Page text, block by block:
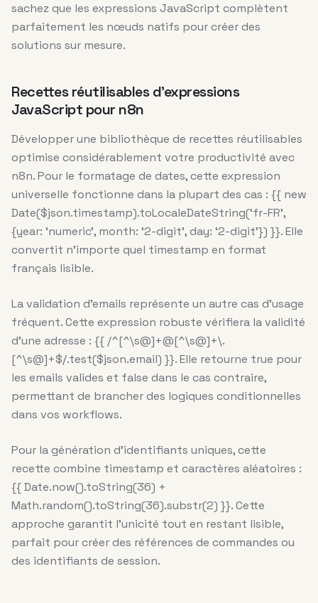
sachez que les expressions JavaScript complètent
parfaitement les nœuds natifs pour créer des
solutions sur mesure.
Recettes réutilisables d’expressions
JavaScript pour n8n
Développer une bibliothèque de recettes réutilisables
optimise considérablement votre productivité avec
n8n. Pour le formatage de dates, cette expression
universelle fonctionne dans la plupart des cas : {{ new
Date($json.timestamp).toLocaleDateString(‘fr-FR’,
{year: ‘numeric’, month: ‘2-digit’, day: ‘2-digit’}) }}. Elle
convertit n’importe quel timestamp en format
français lisible.
La validation d’emails représente un autre cas d’usage
fréquent. Cette expression robuste vérifiera la validité
d’une adresse : {{ /^[^\s@]+@[^\s@]+\.
[^\s@]+$/.test($json.email) }}. Elle retourne true pour
les emails valides et false dans le cas contraire,
permettant de brancher des logiques conditionnelles
dans vos workflows.
Pour la génération d’identifiants uniques, cette
recette combine timestamp et caractères aléatoires :
{{ Date.now().toString(36) +
Math.random().toString(36).substr(2) }}. Cette
approche garantit l’unicité tout en restant lisible,
parfait pour créer des références de commandes ou
des identifiants de session.